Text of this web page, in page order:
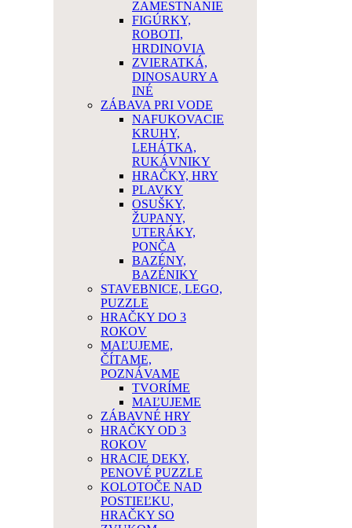
ZAMESTNANIE
FIGÚRKY,
ROBOTI,
HRDINOVIA
ZVIERATKÁ,
DINOSAURY A
INÉ
ZÁBAVA PRI VODE
NAFUKOVACIE
KRUHY,
LEHÁTKA,
RUKÁVNIKY
HRAČKY, HRY
PLAVKY
OSUŠKY,
ŽUPANY,
UTERÁKY,
PONČA
BAZÉNY,
BAZÉNIKY
STAVEBNICE, LEGO,
PUZZLE
HRAČKY DO 3
ROKOV
MAĽUJEME,
ČÍTAME,
POZNÁVAME
TVORÍME
MAĽUJEME
ZÁBAVNÉ HRY
HRAČKY OD 3
ROKOV
HRACIE DEKY,
PENOVÉ PUZZLE
KOLOTOČE NAD
POSTIEĽKU,
HRAČKY SO